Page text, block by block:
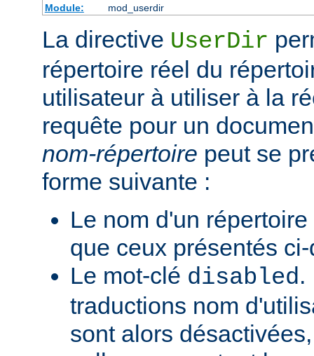
Module:
mod_userdir
La directive UserDir
répertoire réel du
utilisateur à utiliser à la
requête pour un
nom-répertoire peut se
forme suivante :
Le nom d'un
que ceux présentés
Le mot-clé disabled.
traductions nom
sont alors